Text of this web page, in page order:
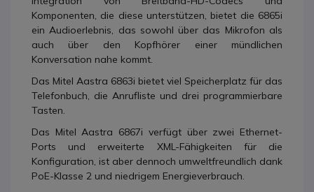
Komponenten, die diese unterstützen, bietet die 6865i
ein Audioerlebnis, das sowohl über das Mikrofon als
auch über den Kopfhörer einer mündlichen
Konversation nahe kommt.
Das Mitel Aastra 6863i bietet viel Speicherplatz für das
Telefonbuch, die Anrufliste und drei programmierbare
Tasten.
Das Mitel Aastra 6867i verfügt über zwei Ethernet-
Ports und erweiterte XML-Fähigkeiten für die
Konfiguration, ist aber dennoch umweltfreundlich dank
PoE-Klasse 2 und niedrigem Energieverbrauch.